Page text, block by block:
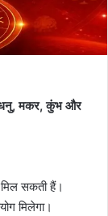
धनु, मकर, कुंभ और
मिल सकती हैं।
मिलेगा।